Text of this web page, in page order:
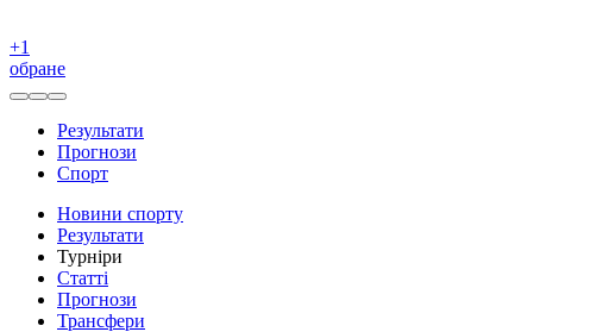
+1
обране
Результати
Прогнози
Спорт
Новини спорту
Результати
Турніри
Статті
Прогнози
Трансфери